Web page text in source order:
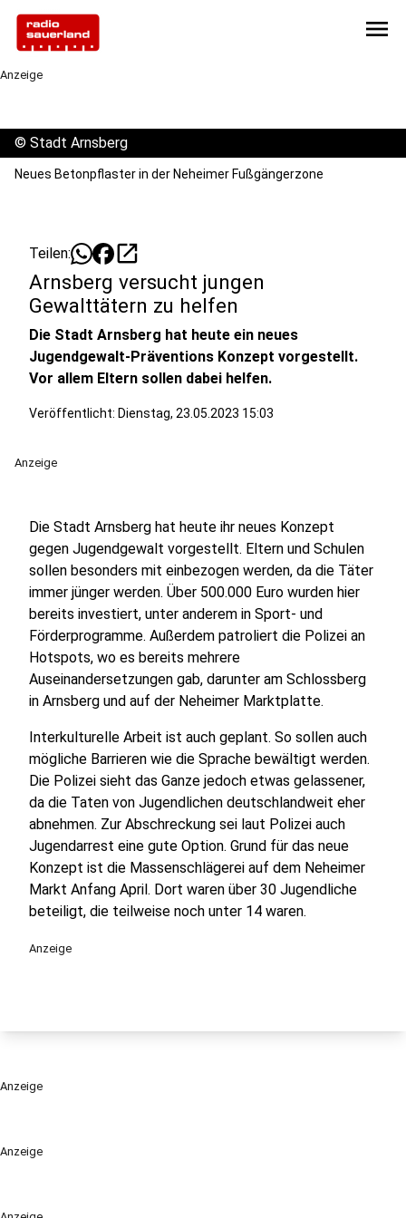
menu
Anzeige
Anzeige
© Stadt Arnsberg
Neues Betonpflaster in der Neheimer Fußgängerzone
Teilen: open_in_new
Arnsberg versucht jungen
Gewalttätern zu helfen
Die Stadt Arnsberg hat heute ein neues
Jugendgewalt-Präventions Konzept vorgestellt.
Vor allem Eltern sollen dabei helfen.
Veröffentlicht: Dienstag, 23.05.2023 15:03
Anzeige
Die Stadt Arnsberg hat heute ihr neues Konzept
gegen Jugendgewalt vorgestellt. Eltern und Schulen
sollen besonders mit einbezogen werden, da die Täter
immer jünger werden. Über 500.000 Euro wurden hier
bereits investiert, unter anderem in Sport- und
Förderprogramme. Außerdem patroliert die Polizei an
Hotspots, wo es bereits mehrere
Auseinandersetzungen gab, darunter am Schlossberg
in Arnsberg und auf der Neheimer Marktplatte.
Interkulturelle Arbeit ist auch geplant. So sollen auch
mögliche Barrieren wie die Sprache bewältigt werden.
Die Polizei sieht das Ganze jedoch etwas gelassener,
da die Taten von Jugendlichen deutschlandweit eher
abnehmen. Zur Abschreckung sei laut Polizei auch
Jugendarrest eine gute Option. Grund für das neue
Konzept ist die Massenschlägerei auf dem Neheimer
Markt Anfang April. Dort waren über 30 Jugendliche
beteiligt, die teilweise noch unter 14 waren.
Anzeige
Anzeige